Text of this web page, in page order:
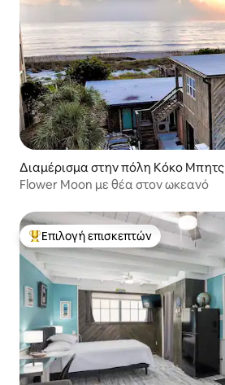
Διαμέρισμα στην πόλη Κόκο Μπητς
Flower Moon με θέα στον ωκεανό
Κορυφαία επιλογή επισκεπτών
Επιλογή επισκεπτών